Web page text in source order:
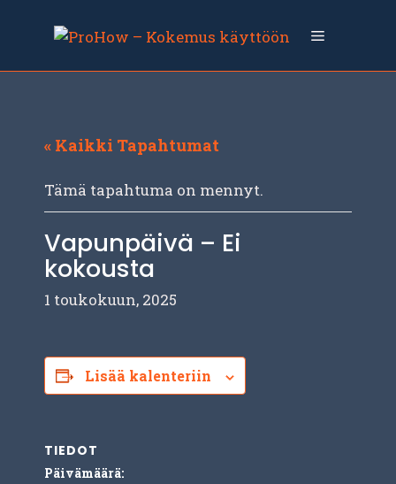
sisältöön
Valikko
« Kaikki Tapahtumat
Tämä tapahtuma on mennyt.
Vapunpäivä – Ei
kokousta
1 toukokuun, 2025
Lisää kalenteriin
TIEDOT
Päivämäärä: